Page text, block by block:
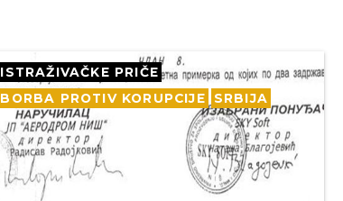
ISTRAŽIVAČKE PRIČE
BORBA PROTIV KORUPCIJE
SRBIJA